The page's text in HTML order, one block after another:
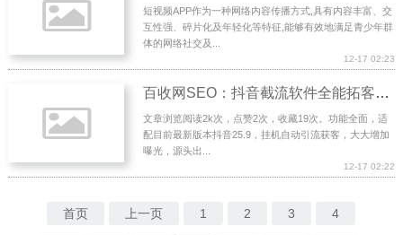
短视频APP作为一种网络内容传播方式,具有内容丰富、交
互性强、碎片化及年轻化等特征,能够有效地满足青少年群
体的网络社交及...
12-17 02:23
百收网SEO：抖音截流软件全能拓客引流脚本
文章浏览阅读2k次，点赞2次，收藏19次。功能全面，适
配目前最新版本抖音25.9，挂机自动引流获客，大大增加
曝光，源头出...
12-17 02:22
首页 上一页 1 2 3 4